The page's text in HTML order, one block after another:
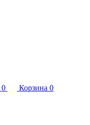
0 Корзина 0